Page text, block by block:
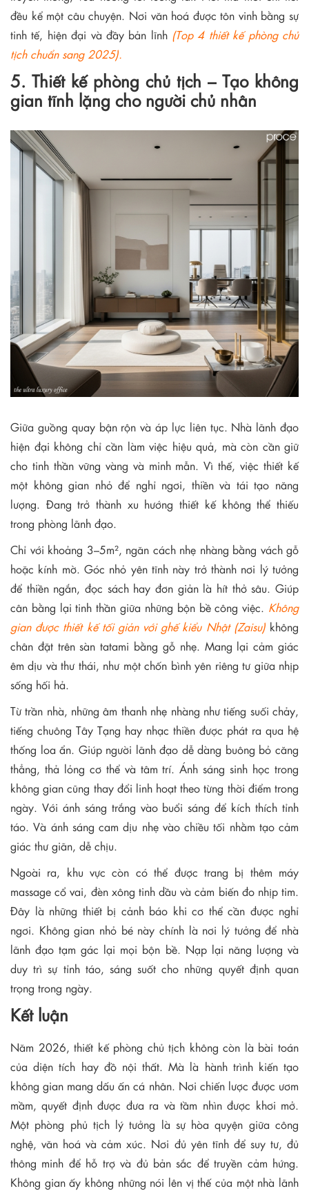
đều kể một câu chuyện. Nơi văn hoá được tôn vinh bằng sự
tinh tế, hiện đại và đầy bản lĩnh (Top 4 thiết kế phòng chủ
tịch chuẩn sang 2025).
5. Thiết kế phòng chủ tịch – Tạo không
gian tĩnh lặng cho người chủ nhân
Giữa guồng quay bận rộn và áp lực liên tục. Nhà lãnh đạo
hiện đại không chỉ cần làm việc hiệu quả, mà còn cần giữ
cho tinh thần vững vàng và minh mẫn. Vì thế, việc thiết kế
một không gian nhỏ để nghỉ ngơi, thiền và tái tạo năng
lượng. Đang trở thành xu hướng thiết kế không thể thiếu
trong phòng lãnh đạo.
Chỉ với khoảng 3–5m², ngăn cách nhẹ nhàng bằng vách gỗ
hoặc kính mờ. Góc nhỏ yên tĩnh này trở thành nơi lý tưởng
để thiền ngắn, đọc sách hay đơn giản là hít thở sâu. Giúp
cân bằng lại tinh thần giữa những bộn bề công việc. Không
gian được thiết kế tối giản với ghế kiểu Nhật (Zaisu) không
chân đặt trên sàn tatami bằng gỗ nhẹ. Mang lại cảm giác
êm dịu và thư thái, như một chốn bình yên riêng tư giữa nhịp
sống hối hả.
Từ trần nhà, những âm thanh nhẹ nhàng như tiếng suối chảy,
tiếng chuông Tây Tạng hay nhạc thiền được phát ra qua hệ
thống loa ẩn. Giúp người lãnh đạo dễ dàng buông bỏ căng
thẳng, thả lỏng cơ thể và tâm trí. Ánh sáng sinh học trong
không gian cũng thay đổi linh hoạt theo từng thời điểm trong
ngày. Với ánh sáng trắng vào buổi sáng để kích thích tỉnh
táo. Và ánh sáng cam dịu nhẹ vào chiều tối nhằm tạo cảm
giác thư giãn, dễ chịu.
Ngoài ra, khu vực còn có thể được trang bị thêm máy
massage cổ vai, đèn xông tinh dầu và cảm biến đo nhịp tim.
Đây là những thiết bị cảnh báo khi cơ thể cần được nghỉ
ngơi. Không gian nhỏ bé này chính là nơi lý tưởng để nhà
lãnh đạo tạm gác lại mọi bộn bề. Nạp lại năng lượng và
duy trì sự tỉnh táo, sáng suốt cho những quyết định quan
trọng trong ngày.
Kết luận
Năm 2026, thiết kế phòng chủ tịch không còn là bài toán
của diện tích hay đồ nội thất. Mà là hành trình kiến tạo
không gian mang dấu ấn cá nhân. Nơi chiến lược được ươm
mầm, quyết định được đưa ra và tầm nhìn được khơi mở.
Một phòng phủ tịch lý tưởng là sự hòa quyện giữa công
nghệ, văn hoá và cảm xúc. Nơi đủ yên tĩnh để suy tư, đủ
thông minh để hỗ trợ và đủ bản sắc để truyền cảm hứng.
Không gian ấy không những nói lên vị thế của một nhà lãnh